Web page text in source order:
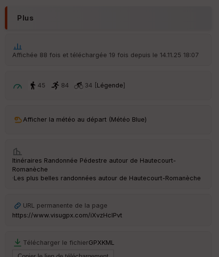
Plus
Affichée 88 fois et téléchargée 19 fois depuis le 14.11.25 18:07
45 84 34 [Légende]
Afficher la météo au départ (Météo Blue)
Itinéraires Randonnée Pédestre autour de Hautecourt-
Romanèche
·Les plus belles randonnées autour de Hautecourt-Romanèche
URL permanente de la page
https://www.visugpx.com/iXvzHcIPvt
Télécharger le fichierGPXKML